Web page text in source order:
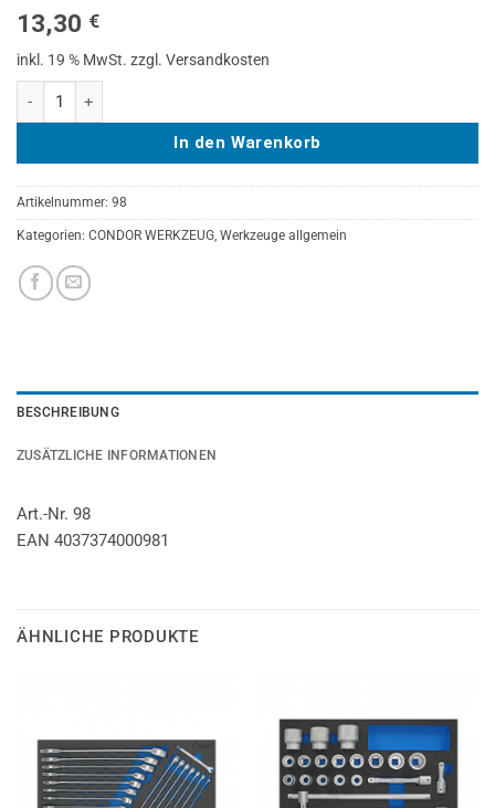
13,30 €
inkl. 19 % MwSt. zzgl. Versandkosten
Condor Drehwinkel-Messgerät, 1/2" Menge
In den Warenkorb
Artikelnummer: 98
Kategorien: CONDOR WERKZEUG, Werkzeuge allgemein
BESCHREIBUNG
ZUSÄTZLICHE INFORMATIONEN
Art.-Nr. 98
EAN 4037374000981
ÄHNLICHE PRODUKTE